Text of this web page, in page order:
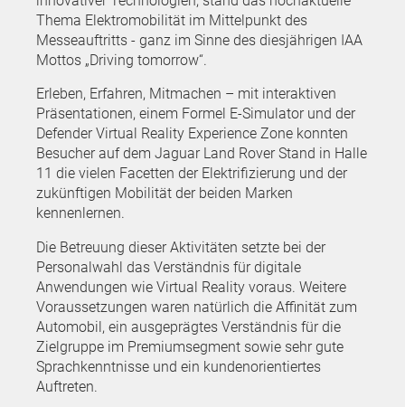
Thema Elektromobilität im Mittelpunkt des
Messeauftritts - ganz im Sinne des diesjährigen IAA
Mottos „Driving tomorrow“.
Erleben, Erfahren, Mitmachen – mit interaktiven
Präsentationen, einem Formel E-Simulator und der
Defender Virtual Reality Experience Zone konnten
Besucher auf dem Jaguar Land Rover Stand in Halle
11 die vielen Facetten der Elektrifizierung und der
zukünftigen Mobilität der beiden Marken
kennenlernen.
Die Betreuung dieser Aktivitäten setzte bei der
Personalwahl das Verständnis für digitale
Anwendungen wie Virtual Reality voraus. Weitere
Voraussetzungen waren natürlich die Affinität zum
Automobil, ein ausgeprägtes Verständnis für die
Zielgruppe im Premiumsegment sowie sehr gute
Sprachkenntnisse und ein kundenorientiertes
Auftreten.